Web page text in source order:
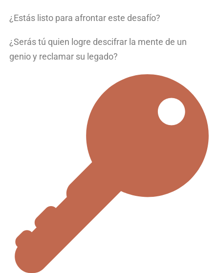
¿Estás listo para afrontar este desafío?
¿Serás tú quien logre descifrar la mente de un
genio y reclamar su legado?